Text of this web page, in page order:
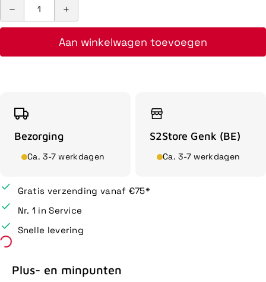
Aan winkelwagen toevoegen
Bezorging
Ca. 3-7 werkdagen
S2Store Genk (BE)
Ca. 3-7 werkdagen
Gratis verzending vanaf €75*
Nr. 1 in Service
Snelle levering
Plus- en minpunten